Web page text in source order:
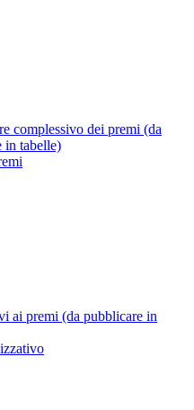
complessivo dei premi (da
in tabelle)
ai premi (da pubblicare in